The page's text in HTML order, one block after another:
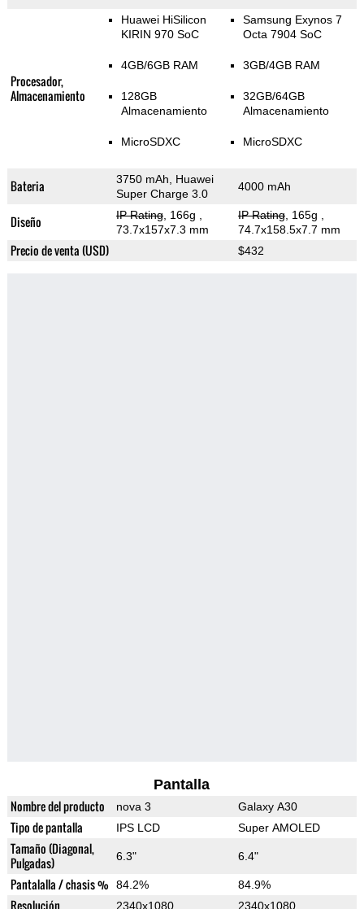
Procesador,
Almacenamiento
Huawei HiSilicon
KIRIN 970 SoC
4GB/6GB RAM
128GB
Almacenamiento
MicroSDXC
Samsung Exynos 7
Octa 7904 SoC
3GB/4GB RAM
32GB/64GB
Almacenamiento
MicroSDXC
Bateria
3750 mAh, Huawei
Super Charge 3.0
4000 mAh
Diseño IP Rating, 166g
73.7x157x7.3 mm
IP Rating, 165g
74.7x158.5x7.7 mm
Precio de venta (USD) $432
Pantalla
Nombre del producto nova 3 Galaxy A30
Tipo de pantalla IPS LCD Super AMOLED
Tamaño (Diagonal,
Pulgadas)
6.3" 6.4"
Pantalalla / chasis % 84.2% 84.9%
Resolución 2340x1080 2340x1080